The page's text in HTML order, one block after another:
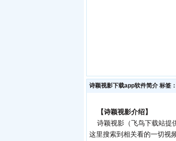
诗颖视影下载app软件简介 标签：
【诗颖视影介绍】
诗颖视影（飞鸟下载站提
这里搜索到相关看的一切视